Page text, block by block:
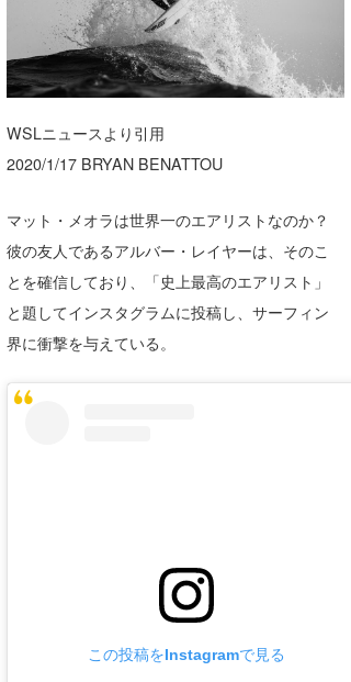
ニュース
サーフィンエリアガイド
今月のプレゼント
WSLニュースより引用
2020/1/17 BRYAN BENATTOU
マット・メオラは世界一のエアリストなのか？
彼の友人であるアルバー・レイヤーは、そのこ
とを確信しており、「史上最高のエアリスト」
と題してインスタグラムに投稿し、サーフィン
界に衝撃を与えている。
この投稿をInstagramで見る
トラベル
ショップ情報
湘南
伊豆
千葉南
大阪
四国
お知らせ
ルール＆How to
VOTE!
ライター/寄稿メディア
Core Surf Japan